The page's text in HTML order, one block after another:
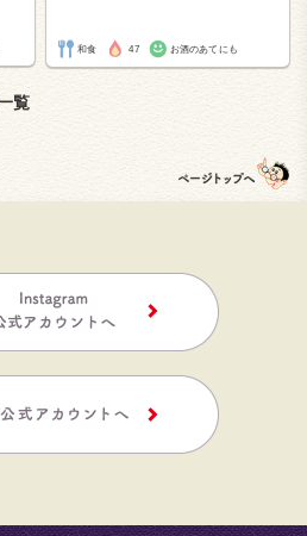
和食 47 お酒のあてにも
覧